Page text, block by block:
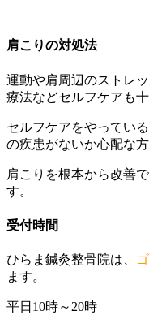
肩こりの対処法
運動や肩周辺のストレ
療法などセルフケアも
セルフケアをやってい
の疾患がないか心配な
肩こりを根本から改善
す。
受付時間
ひらま鍼灸整骨院は、
ます。
平日10時～20時